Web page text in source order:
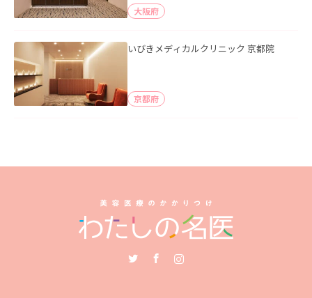
大阪府
いびきメディカルクリニック 京都院
京都府